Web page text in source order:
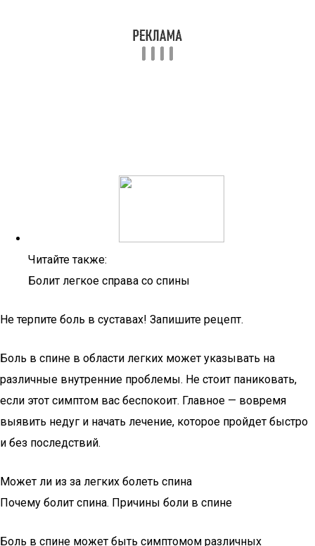
Читайте также:
Болит легкое справа со спины
Не терпите боль в суставах! Запишите рецепт.
Боль в спине в области легких может указывать на
различные внутренние проблемы. Не стоит паниковать,
если этот симптом вас беспокоит. Главное — вовремя
выявить недуг и начать лечение, которое пройдет быстро
и без последствий.
Может ли из за легких болеть спина
Почему болит спина. Причины боли в спине
Боль в спине может быть симптомом различных